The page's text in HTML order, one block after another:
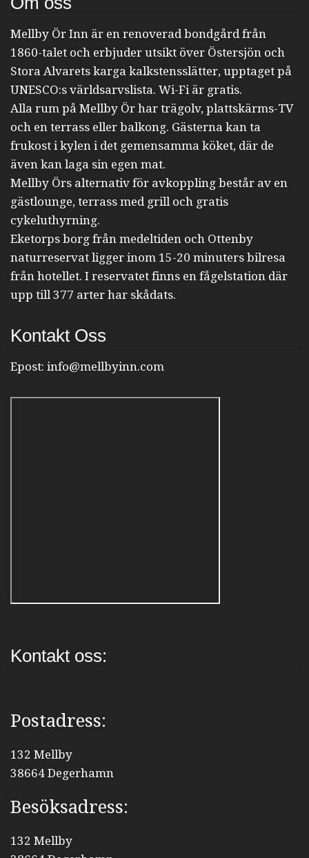
Mellby Ör Inn är en renoverad bondgård från
1860-talet och erbjuder utsikt över Östersjön och
Stora Alvarets karga kalkstensslätter, upptaget på
UNESCO:s världsarvslista. Wi-Fi är gratis.
Alla rum på Mellby Ör har trägolv, plattskärms-TV
och en terrass eller balkong. Gästerna kan ta
frukost i kylen i det gemensamma köket, där de
även kan laga sin egen mat.
Mellby Örs alternativ för avkoppling består av en
gästlounge, terrass med grill och gratis
cykeluthyrning.
Eketorps borg från medeltiden och Ottenby
naturreservat ligger inom 15-20 minuters bilresa
från hotellet. I reservatet finns en fågelstation där
upp till 377 arter har skådats.
Kontakt Oss
Epost: info@mellbyinn.com
Kontakt oss:
Postadress:
132 Mellby
38664 Degerhamn
Besöksadress:
132 Mellby